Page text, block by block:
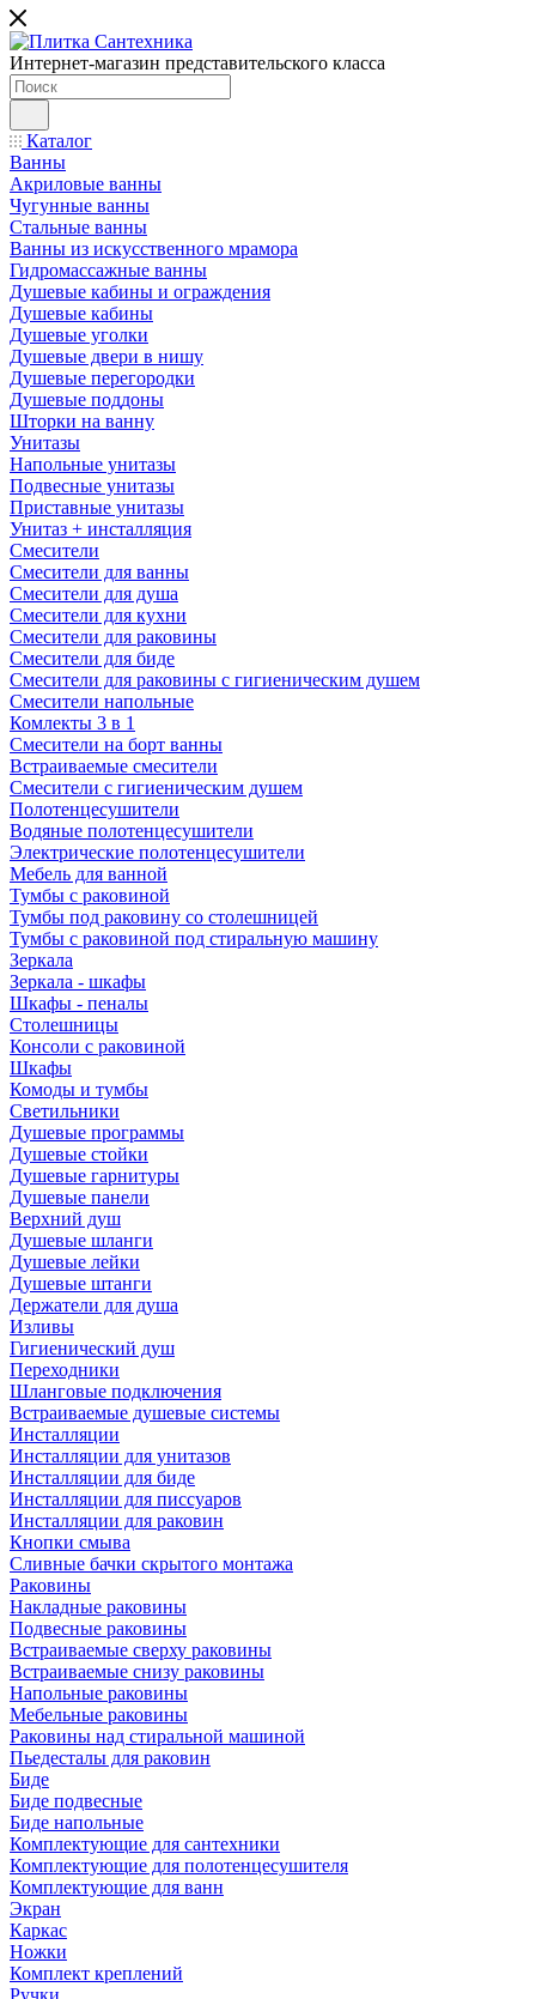
Интернет-магазин представительского класса
Каталог
Ванны
Акриловые ванны
Чугунные ванны
Стальные ванны
Ванны из искусственного мрамора
Гидромассажные ванны
Душевые кабины и ограждения
Душевые кабины
Душевые уголки
Душевые двери в нишу
Душевые перегородки
Душевые поддоны
Шторки на ванну
Унитазы
Напольные унитазы
Подвесные унитазы
Приставные унитазы
Унитаз + инсталляция
Смесители
Смесители для ванны
Смесители для душа
Смесители для кухни
Смесители для раковины
Смесители для биде
Смесители для раковины с гигиеническим душем
Смесители напольные
Комлекты 3 в 1
Смесители на борт ванны
Встраиваемые смесители
Смесители с гигиеническим душем
Полотенцесушители
Водяные полотенцесушители
Электрические полотенцесушители
Мебель для ванной
Тумбы с раковиной
Тумбы под раковину со столешницей
Тумбы с раковиной под стиральную машину
Зеркала
Зеркала - шкафы
Шкафы - пеналы
Столешницы
Консоли с раковиной
Шкафы
Комоды и тумбы
Светильники
Душевые программы
Душевые стойки
Душевые гарнитуры
Душевые панели
Верхний душ
Душевые шланги
Душевые лейки
Душевые штанги
Держатели для душа
Изливы
Гигиенический душ
Переходники
Шланговые подключения
Встраиваемые душевые системы
Инсталляции
Инсталляции для унитазов
Инсталляции для биде
Инсталляции для писсуаров
Инсталляции для раковин
Кнопки смыва
Сливные бачки скрытого монтажа
Раковины
Накладные раковины
Подвесные раковины
Встраиваемые сверху раковины
Встраиваемые снизу раковины
Напольные раковины
Мебельные раковины
Раковины над стиральной машиной
Пьедесталы для раковин
Биде
Биде подвесные
Биде напольные
Комплектующие для сантехники
Комплектующие для полотенцесушителя
Комплектующие для ванн
Экран
Каркас
Ножки
Комплект креплений
Ручки